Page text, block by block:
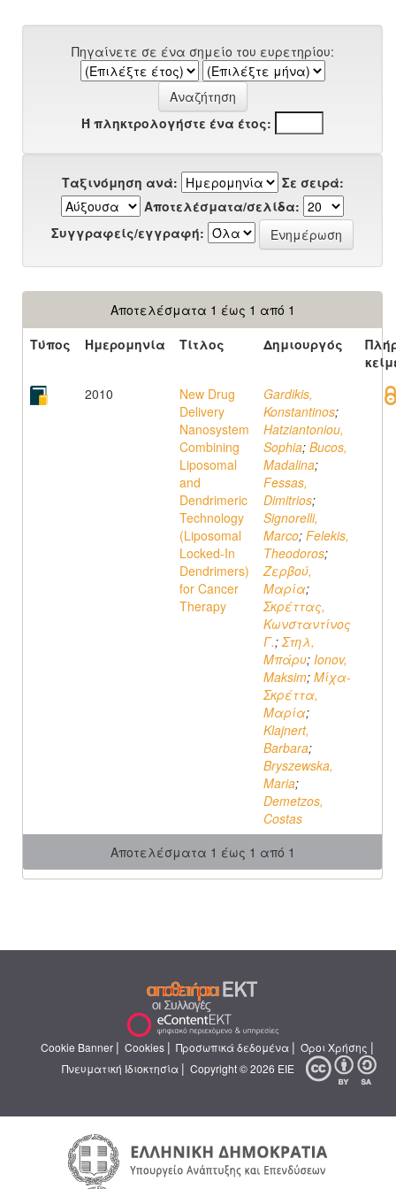
Πηγαίνετε σε ένα σημείο του ευρετηρίου:
Ή πληκτρολογήστε ένα έτος:
Ταξινόμηση ανά:
Σε σειρά:
Αποτελέσματα/σελίδα:
Συγγραφείς/εγγραφή:
Αποτελέσματα 1 έως 1 από 1
Τύπος
Ημερομηνία Τίτλος Δημιουργός
2010
New Drug
Delivery
Nanosystem
Combining
Liposomal
and
Dendrimeric
Technology
(Liposomal
Locked-In
Dendrimers)
for Cancer
Therapy
Gardikis,
Konstantinos;
Hatziantoniou,
Sophia; Bucos,
Madalina;
Fessas,
Dimitrios;
Signorelli,
Marco; Felekis,
Theodoros;
Ζερβού,
Μαρία;
Σκρέττας,
Κωνσταντίνος
Γ.;Στηλ,
Μπάρυ; Ionov,
Maksim; Μίχα-
Σκρέττα,
Μαρία;
Klajnert,
Barbara;
Bryszewska,
Maria;
Demetzos,
Costas
Αποτελέσματα 1 έως 1 από 1
Cookie Banner | Cookies | Προσωπικά δεδομένα | Όροι Χρήσης |
Πνευματική Ιδιοκτησία | Copyright © 2026 ΕΙΕ